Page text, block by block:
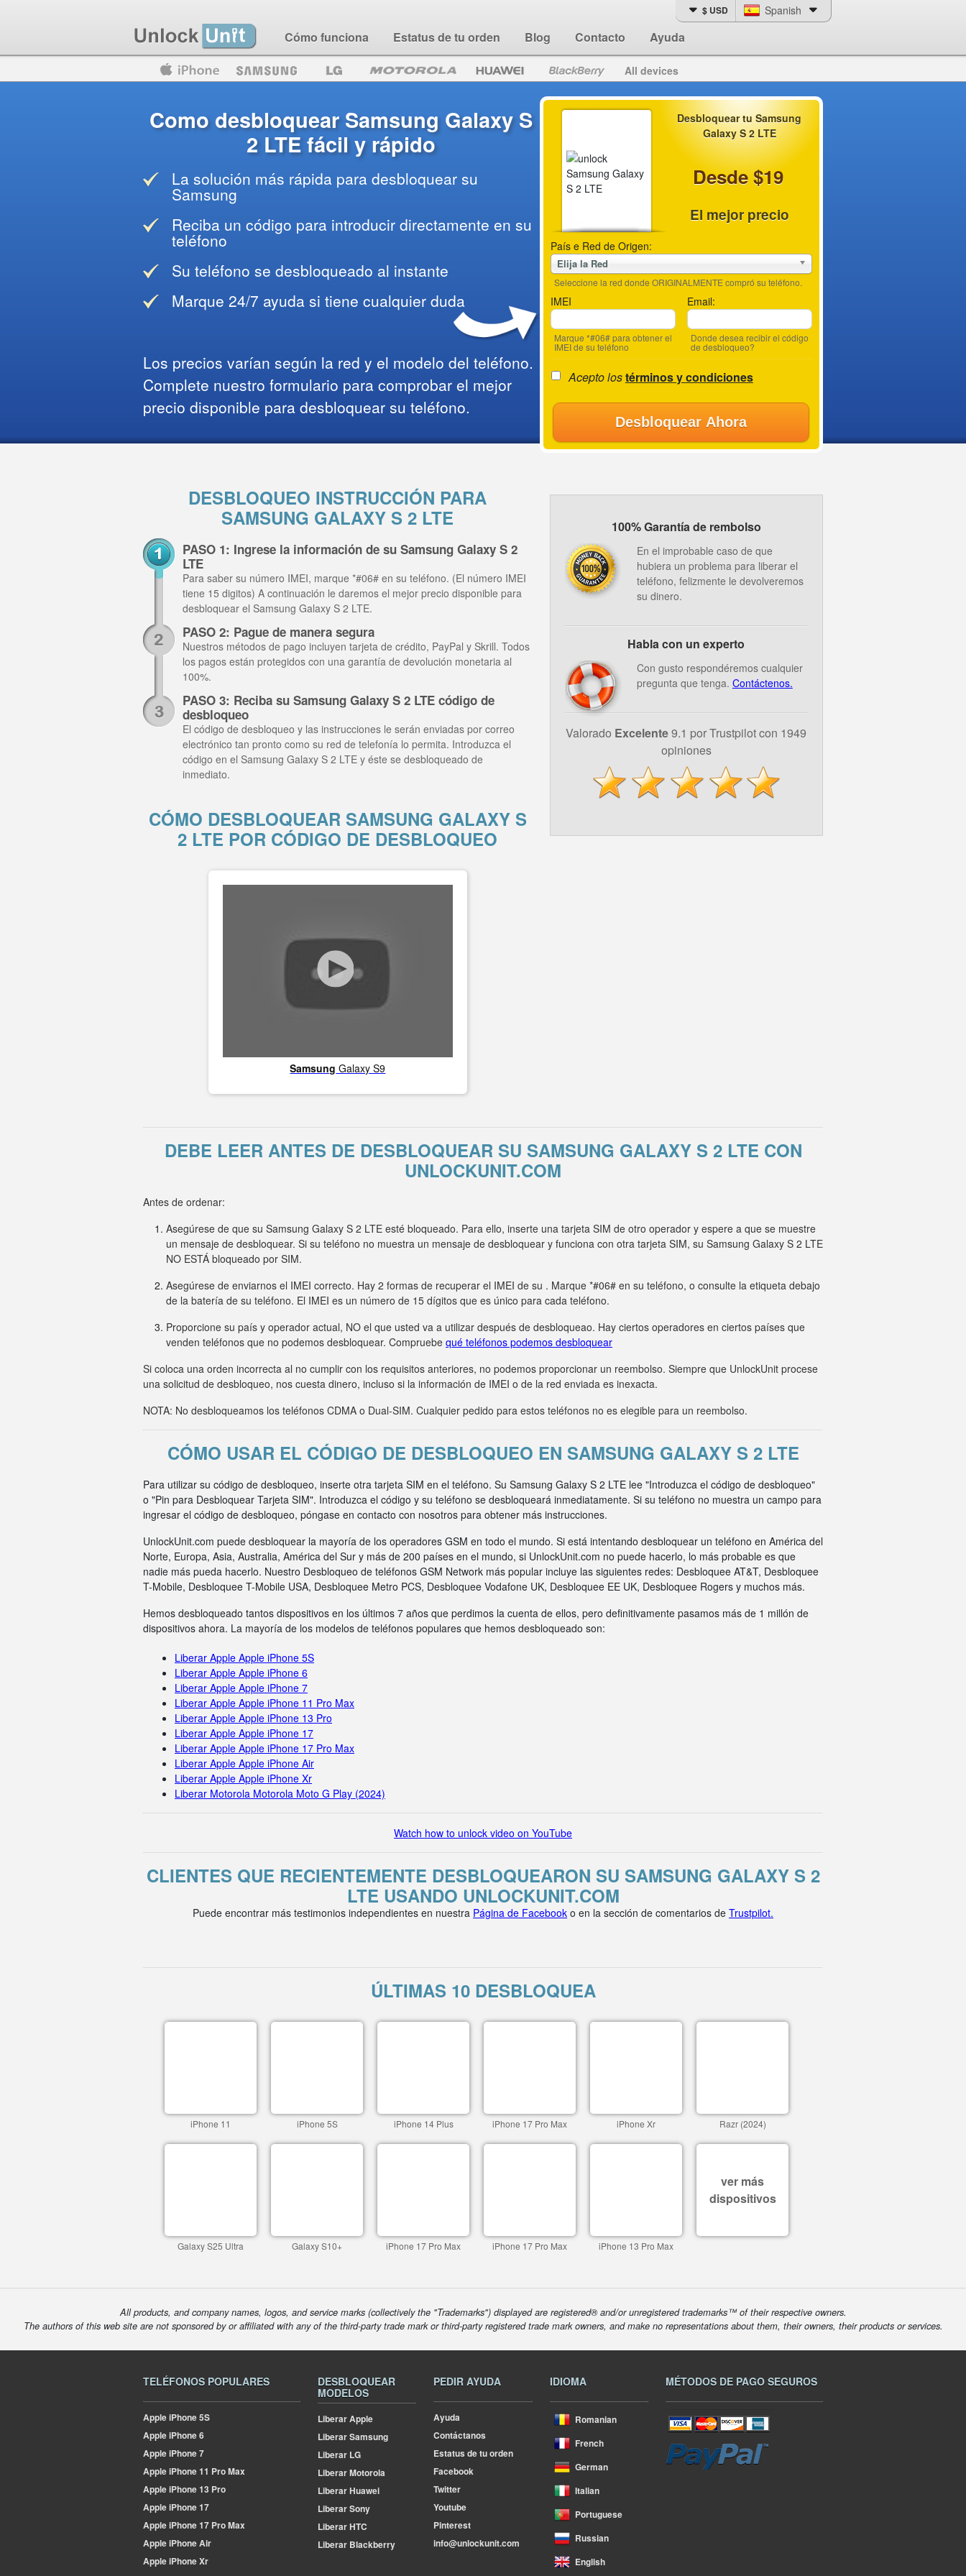
Cómo funciona Estatus de tu orden Blog Contacto Ayuda
$ USD Spanish
Blackberry All devices
Desbloquear tu Samsung
Galaxy S 2 LTE
Desde $19
El mejor precio
País e Red de Origen:
Elija la Red
Seleccione la red donde ORIGINALMENTE compró su teléfono.
IMEI
Marque *#06# para obtener el
IMEI de su teléfono
Email:
Donde desea recibir el código
de desbloqueo?
Acepto lostérminos y condiciones
Desbloquear Ahora
Como desbloquear Samsung Galaxy S
2 LTE fácil y rápido
La solución más rápida para desbloquear su
Samsung
Reciba un código para introducir directamente en su
teléfono
Su teléfono se desbloqueado al instante
Marque 24/7 ayuda si tiene cualquier duda
Los precios varían según la red y el modelo del teléfono.
Complete nuestro formulario para comprobar el mejor
precio disponible para desbloquear su teléfono.
DESBLOQUEO INSTRUCCIÓN PARA
SAMSUNG GALAXY S 2 LTE
PASO 1: Ingrese la información de su Samsung Galaxy S 2
LTE
Para saber su número IMEI, marque *#06# en su teléfono. (El número IMEI
tiene 15 digitos) A continuación le daremos el mejor precio disponible para
desbloquear el Samsung Galaxy S 2 LTE.
PASO 2: Pague de manera segura
Nuestros métodos de pago incluyen tarjeta de crédito, PayPal y Skrill. Todos
los pagos están protegidos con una garantía de devolución monetaria al
100%.
PASO 3: Reciba su Samsung Galaxy S 2 LTE código de
desbloqueo
El código de desbloqueo y las instrucciones le serán enviadas por correo
electrónico tan pronto como su red de telefonía lo permita. Introduzca el
código en el Samsung Galaxy S 2 LTE y éste se desbloqueado de
inmediato.
CÓMO DESBLOQUEAR SAMSUNG GALAXY S
2 LTE POR CÓDIGO DE DESBLOQUEO
Samsung Galaxy S9
100% Garantía de rembolso
En el improbable caso de que
hubiera un problema para liberar el
teléfono, felizmente le devolveremos
su dinero.
Habla con un experto
Con gusto respondéremos cualquier
pregunta que tenga. Contáctenos.
Valorado Excelente9.1 por Trustpilot con 1949
opiniones
DEBE LEER ANTES DE DESBLOQUEAR SU SAMSUNG GALAXY S 2 LTE CON
UNLOCKUNIT.COM
Antes de ordenar:
Asegúrese de que su Samsung Galaxy S 2 LTE esté bloqueado. Para ello, inserte una tarjeta SIM de otro operador y espere a que se muestre
un mensaje de desbloquear. Si su teléfono no muestra un mensaje de desbloquear y funciona con otra tarjeta SIM, su Samsung Galaxy S 2 LTE
NO ESTÁ bloqueado por SIM.
Asegúrese de enviarnos el IMEI correcto. Hay 2 formas de recuperar el IMEI de su . Marque *#06# en su teléfono, o consulte la etiqueta debajo
de la batería de su teléfono. El IMEI es un número de 15 dígitos que es único para cada teléfono.
Proporcione su país y operador actual, NO el que usted va a utilizar después de desbloqueao. Hay ciertos operadores en ciertos países que
venden teléfonos que no podemos desbloquear. Compruebe qué teléfonos podemos desbloquear
Si coloca una orden incorrecta al no cumplir con los requisitos anteriores, no podemos proporcionar un reembolso. Siempre que UnlockUnit procese
una solicitud de desbloqueo, nos cuesta dinero, incluso si la información de IMEI o de la red enviada es inexacta.
NOTA: No desbloqueamos los teléfonos CDMA o Dual-SIM. Cualquier pedido para estos teléfonos no es elegible para un reembolso.
CÓMO USAR EL CÓDIGO DE DESBLOQUEO EN SAMSUNG GALAXY S 2 LTE
Para utilizar su código de desbloqueo, inserte otra tarjeta SIM en el teléfono. Su Samsung Galaxy S 2 LTE lee "Introduzca el código de desbloqueo"
o "Pin para Desbloquear Tarjeta SIM". Introduzca el código y su teléfono se desbloqueará inmediatamente. Si su teléfono no muestra un campo para
ingresar el código de desbloqueo, póngase en contacto con nosotros para obtener más instrucciones.
UnlockUnit.com puede desbloquear la mayoría de los operadores GSM en todo el mundo. Si está intentando desbloquear un teléfono en América del
Norte, Europa, Asia, Australia, América del Sur y más de 200 países en el mundo, si UnlockUnit.com no puede hacerlo, lo más probable es que
nadie más pueda hacerlo. Nuestro Desbloqueo de teléfonos GSM Network más popular incluye las siguientes redes: Desbloquee AT&T, Desbloquee
T-Mobile, Desbloquee T-Mobile USA, Desbloquee Metro PCS, Desbloquee Vodafone UK, Desbloquee EE UK, Desbloquee Rogers y muchos más.
Hemos desbloqueado tantos dispositivos en los últimos 7 años que perdimos la cuenta de ellos, pero definitivamente pasamos más de 1 millón de
dispositivos ahora. La mayoría de los modelos de teléfonos populares que hemos desbloqueado son:
Liberar Apple Apple iPhone 5S
Liberar Apple Apple iPhone 6
Liberar Apple Apple iPhone 7
Liberar Apple Apple iPhone 11 Pro Max
Liberar Apple Apple iPhone 13 Pro
Liberar Apple Apple iPhone 17
Liberar Apple Apple iPhone 17 Pro Max
Liberar Apple Apple iPhone Air
Liberar Apple Apple iPhone Xr
Liberar Motorola Motorola Moto G Play (2024)
Watch how to unlock video on YouTube
CLIENTES QUE RECIENTEMENTE DESBLOQUEARON SU SAMSUNG GALAXY S 2
LTE USANDO UNLOCKUNIT.COM
Puede encontrar más testimonios independientes en nuestra Página de Facebook o en la sección de comentarios de Trustpilot.
ÚLTIMAS 10 DESBLOQUEA
iPhone 11 iPhone 5S iPhone 14 Plus iPhone 17 Pro Max iPhone Xr Razr (2024)
Galaxy S25 Ultra Galaxy S10+ iPhone 17 Pro Max iPhone 17 Pro Max iPhone 13 Pro Max
ver más
dispositivos
All products, and company names, logos, and service marks (collectively the "Trademarks") displayed are registered® and/or unregistered trademarks™ of their respective owners.
The authors of this web site are not sponsored by or affiliated with any of the third-party trade mark or third-party registered trade mark owners, and make no representations about them, their owners, their products or services.
TELÉFONOS POPULARES
AppleiPhone 5S
AppleiPhone 6
AppleiPhone 7
AppleiPhone 11 Pro Max
AppleiPhone 13 Pro
AppleiPhone 17
AppleiPhone 17 Pro Max
AppleiPhone Air
AppleiPhone Xr
DESBLOQUEAR
MODELOS
Liberar Apple
Liberar Samsung
Liberar LG
Liberar Motorola
Liberar Huawei
Liberar Sony
Liberar HTC
Liberar Blackberry
PEDIR AYUDA
Ayuda
Contáctanos
Estatus de tu orden
Facebook
Twitter
Youtube
Pinterest
info@unlockunit.com
IDIOMA
Romanian
French
German
Italian
Portuguese
Russian
English
MÉTODOS DE PAGO SEGUROS